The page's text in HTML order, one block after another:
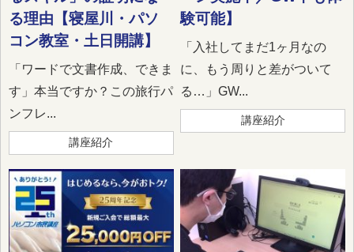
る理由【寝屋川・パソ
コン教室・土日開講】
「ワードで文書作成、できま
す」本当ですか？この旅行パ
ンフレ...
講座紹介
験可能】
「入社してまだ1ヶ月なの
に、もう周りと差がついて
る…」GW...
講座紹介